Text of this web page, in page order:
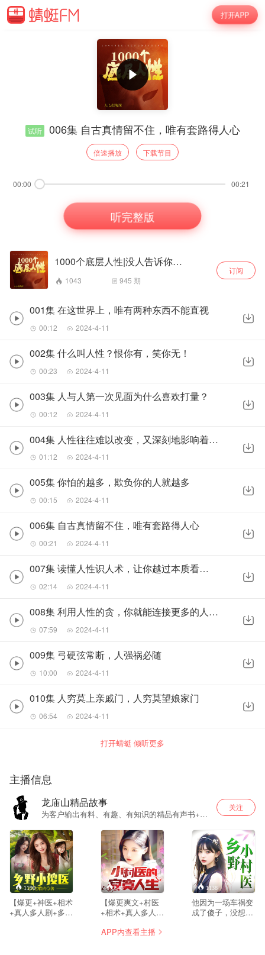
打开APP
试听 006集 自古真情留不住，唯有套路得人心
倍速播放 下载节目
00:00 00:21
听完整版
1000个底层人性|没人告诉你的大实话
1043 945 期
订阅
001集 在这世界上，唯有两种东西不能直视
00:12 2024-4-11
002集 什么叫人性？恨你有，笑你无！
00:23 2024-4-11
003集 人与人第一次见面为什么喜欢打量？
00:12 2024-4-11
004集 人性往往难以改变，又深刻地影响着我们的所思所想
01:12 2024-4-11
005集 你怕的越多，欺负你的人就越多
00:15 2024-4-11
006集 自古真情留不住，唯有套路得人心
00:21 2024-4-11
007集 读懂人性识人术，让你越过本质看透人心！
02:14 2024-4-11
008集 利用人性的贪，你就能连接更多的人脉，为自己谋利！
07:59 2024-4-11
009集 弓硬弦常断，人强祸必随
10:00 2024-4-11
010集 人穷莫上亲戚门，人穷莫望娘家门
06:54 2024-4-11
打开蜻蜓 倾听更多
主播信息
龙庙山精品故事
为客户输出有料、有趣、有知识的精品有声书+优
关注
1190
【爆更+神医+相术
+真人多人剧+多女
548
【爆更爽文+村医
+相术+真人多人剧
年遭恶毒女友陷
1138
他因为一场车祸变
成了傻子，没想到
APP内查看主播